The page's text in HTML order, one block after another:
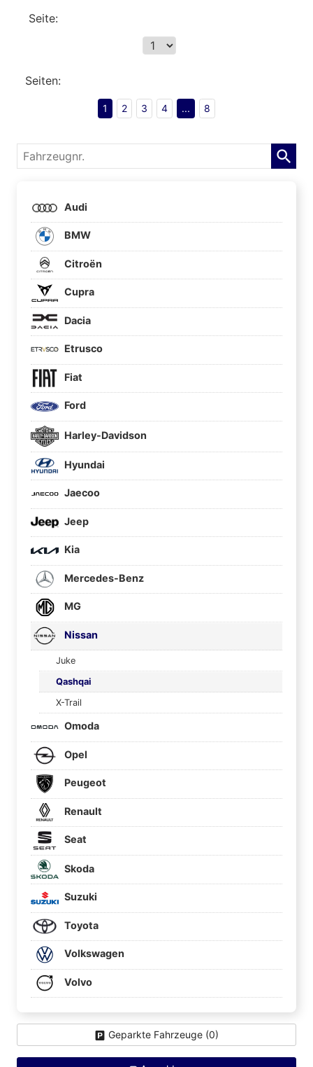
Seite:
Seiten:
1 2 3 4 ... 8
Fahrzeugnr.
Audi
BMW
Citroën
Cupra
Dacia
Etrusco
Fiat
Ford
Harley-Davidson
Hyundai
Jaecoo
Jeep
Kia
Mercedes-Benz
MG
Nissan
Juke
Qashqai
X-Trail
Omoda
Opel
Peugeot
Renault
Seat
Skoda
Suzuki
Toyota
Volkswagen
Volvo
Geparkte Fahrzeuge (0)